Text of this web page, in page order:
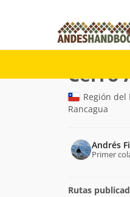
Cerro
Región
Rancagua
Andrés
Primer
Rutas